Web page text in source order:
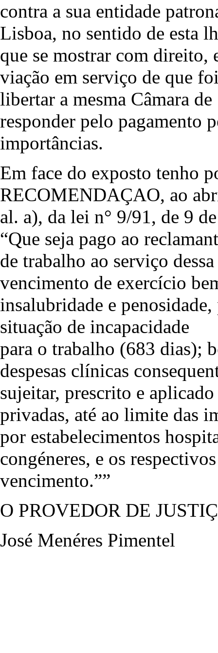
contra a sua entidade
Lisboa, no sentido de esta
que se mostrar com direito,
viação em serviço de que
libertar a mesma Câmara de
responder pelo pagamento
importâncias.
Em face do exposto tenho
RECOMENDAÇAO, ao
al. a), da lei n° 9/91, de 9
“Que seja pago ao
de trabalho ao serviço
vencimento de exercício
insalubridade e
situação de incapacidade
para o trabalho (683 dias);
despesas clínicas
sujeitar, prescrito e
privadas, até ao limite das
por estabelecimentos
congéneres, e os
vencimento.””
O PROVEDOR DE
José Menéres Pimentel